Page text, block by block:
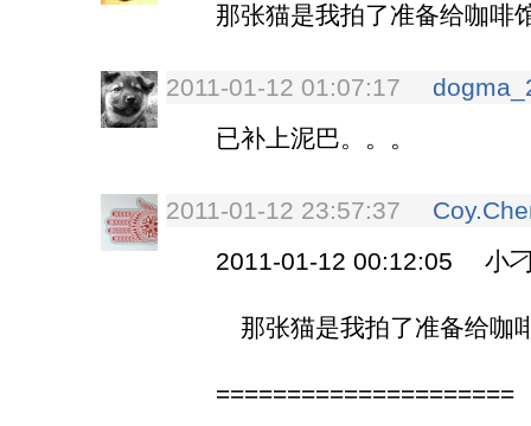
那张猫是我拍了准备给咖啡
2011-01-12 01:07:17
已补上泥巴。。。
2011-01-12 23:57:37
2011-01-12 00:12:05 小刁
那张猫是我拍了准备给咖
=====================